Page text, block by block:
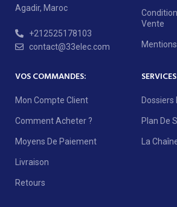
Agadir, Maroc
+212525178103
contact@33elec.com
Vente
VOS COMMANDES:
Mon Compte Client
Comment Acheter ?
Moyens De Paiement
Livraison
Retours
Dossiers
Plan De
La